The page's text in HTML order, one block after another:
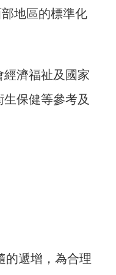
地區的標準化
濟福祉及國家
保健等參考及
的遞增，為合理